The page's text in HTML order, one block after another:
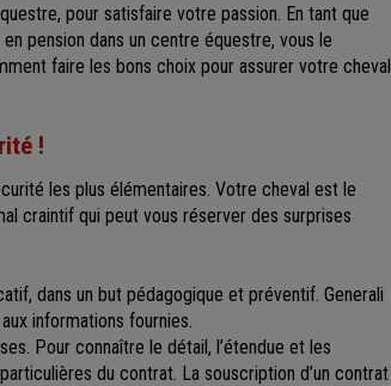
pour satisfaire votre passion. En tant que
pension dans un centre équestre, vous le
faire les bons choix pour assurer votre cheval
!
les plus élémentaires. Votre cheval est le
craintif qui peut vous réserver des surprises
dans un but pédagogique et préventif. Generali
informations fournies.
Pour connaître le détail, l’étendue et les
du contrat. La souscription d’un contrat